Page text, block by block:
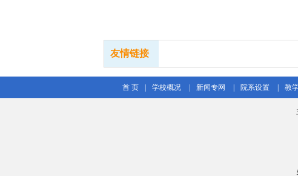
友情链接
首 页 学校概况 新闻专网 院系设置 教